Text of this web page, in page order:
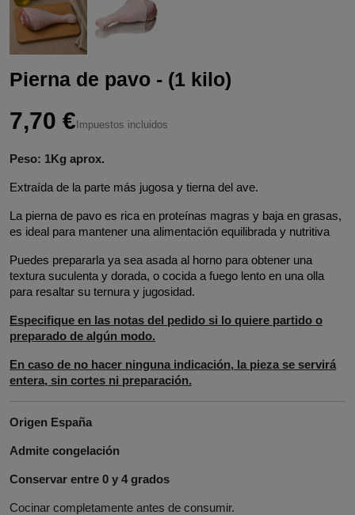
Pierna de pavo - (1 kilo)
7,70 € Impuestos incluidos
Peso: 1Kg aprox.
Extraída de la parte más jugosa y tierna del ave.
La pierna de pavo es rica en proteínas magras y baja en grasas,
es ideal para mantener una alimentación equilibrada y nutritiva
Puedes prepararla ya sea asada al horno para obtener una
textura suculenta y dorada, o cocida a fuego lento en una olla
para resaltar su ternura y jugosidad.
Especifique en las notas del pedido si lo quiere partido o
preparado de algún modo.
En caso de no hacer ninguna indicación, la pieza se servirá
entera, sin cortes ni preparación.
Origen España
Admite congelación
Conservar entre 0 y 4 grados
Cocinar completamente antes de consumir.